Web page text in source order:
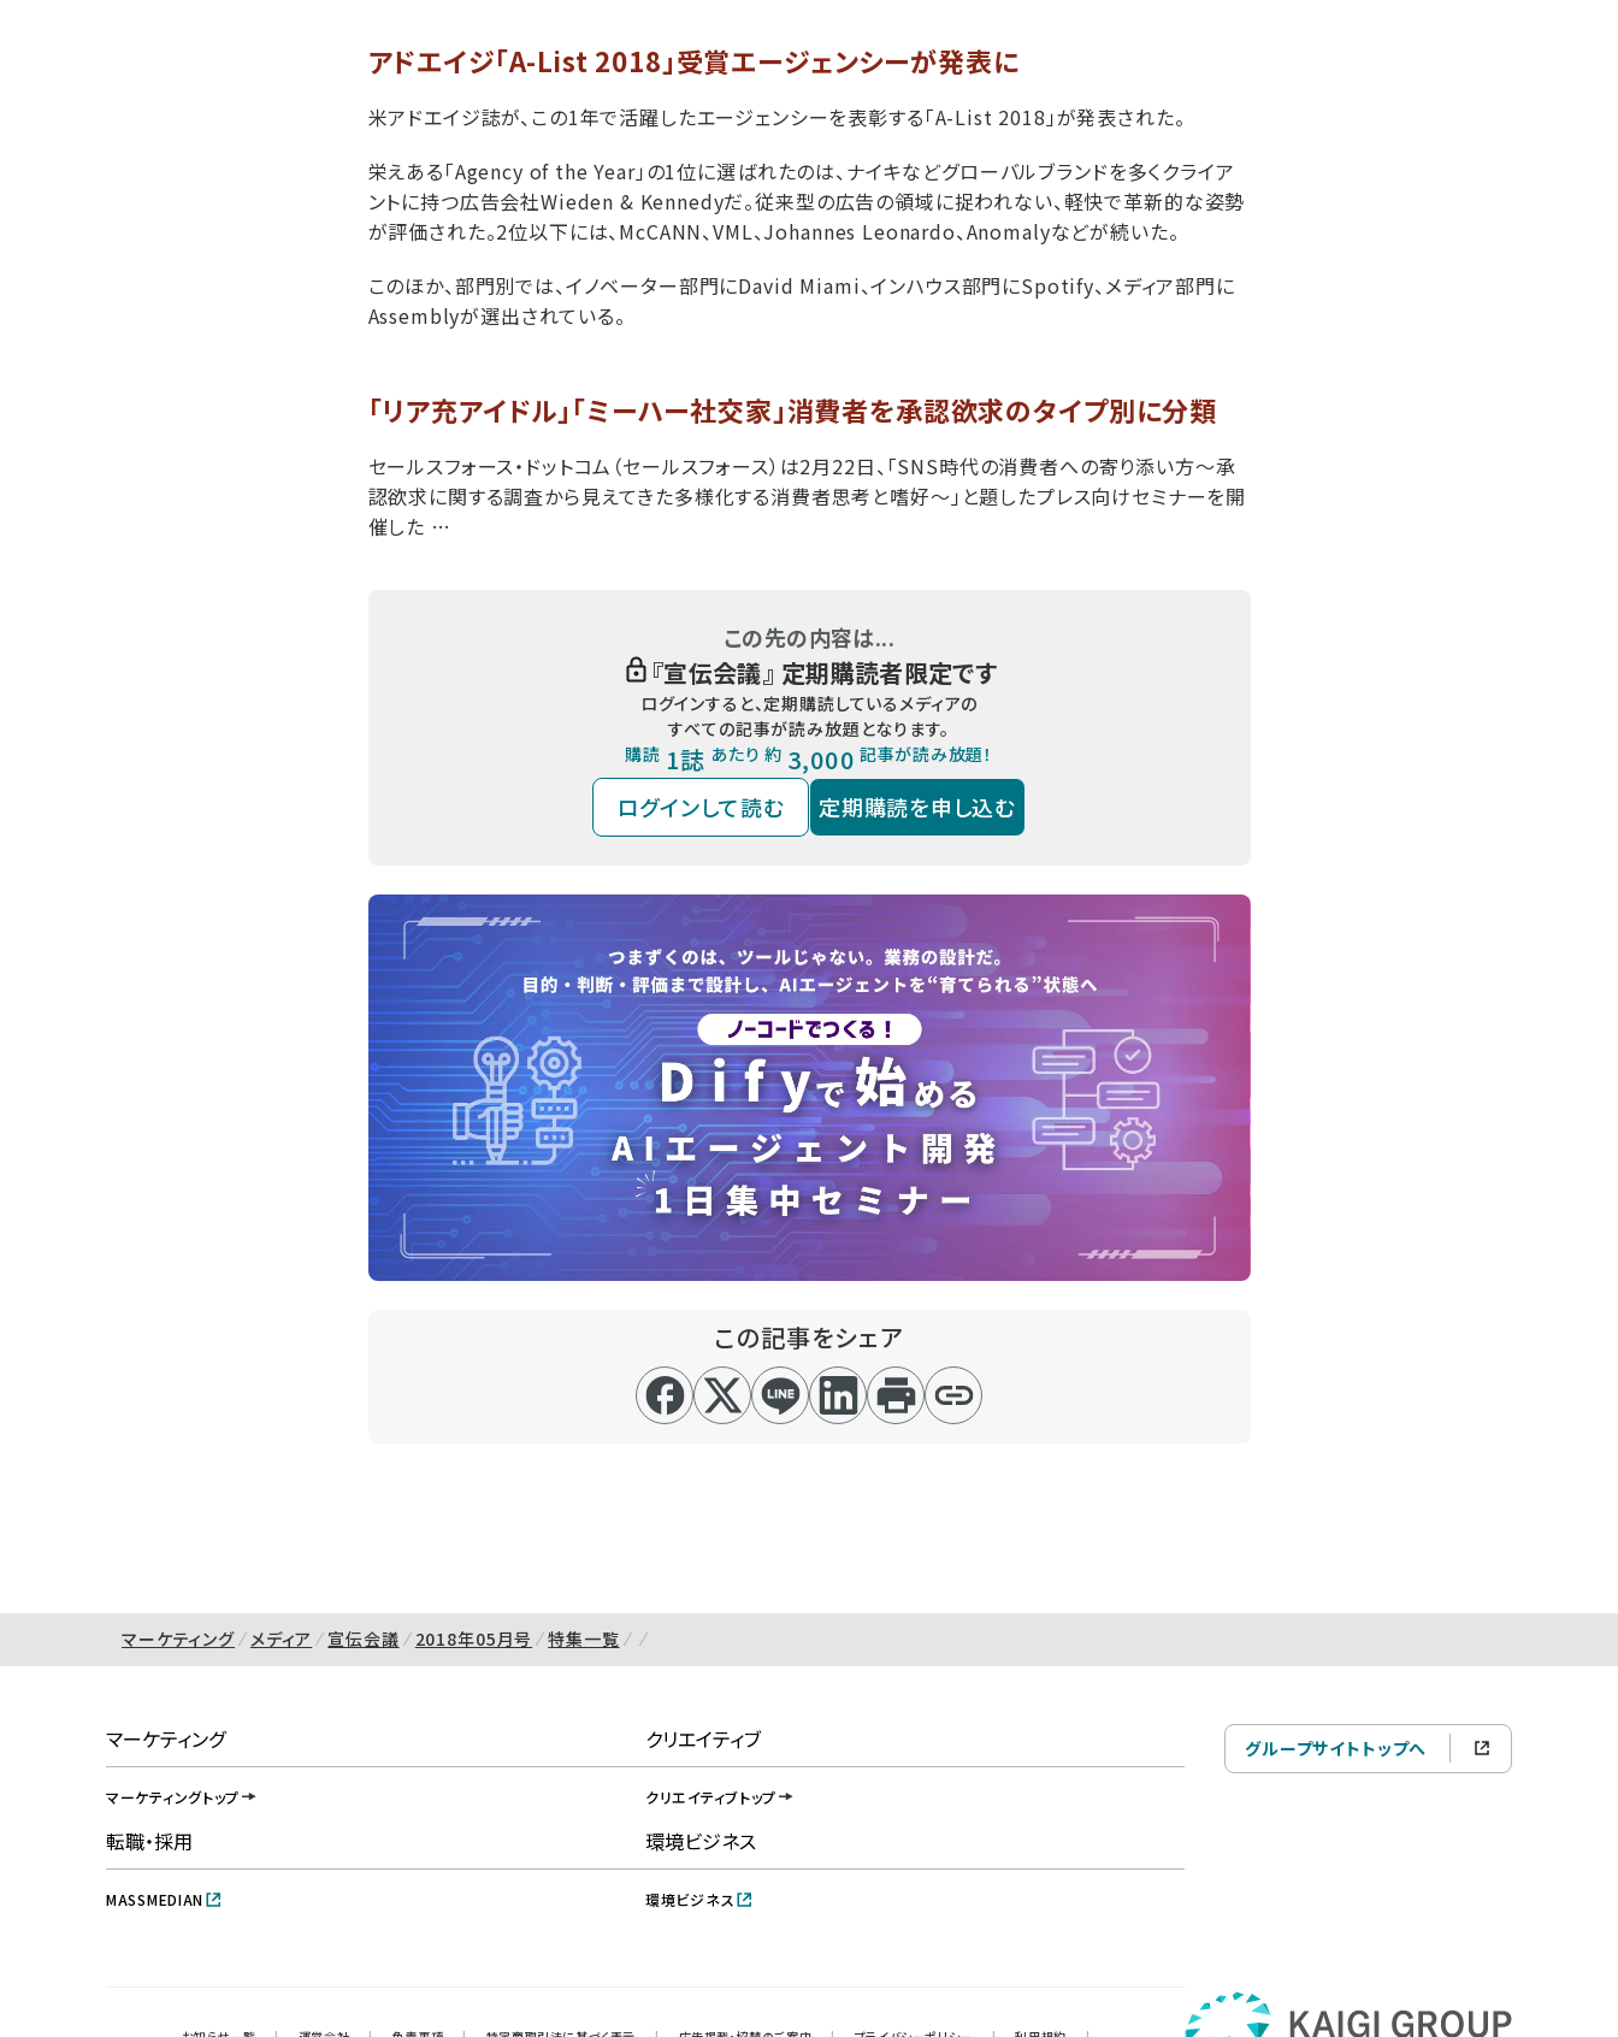
アドエイジ「A-List 2018」受賞エージェンシーが発表に
米アドエイジ誌が、この1年で活躍したエージェンシーを表彰する「A-List 2018」が発表された。
栄えある「Agency of the Year」の1位に選ばれたのは、ナイキなどグローバルブランドを多くクライア
ントに持つ広告会社Wieden & Kennedyだ。従来型の広告の領域に捉われない、軽快で革新的な姿勢
が評価された。2位以下には、McCANN、VML、Johannes Leonardo、Anomalyなどが続いた。
このほか、部門別では、イノベーター部門にDavid Miami、インハウス部門にSpotify、メディア部門に
Assemblyが選出されている。
「リア充アイドル」「ミーハー社交家」消費者を承認欲求のタイプ別に分類
セールスフォース・ドットコム（セールスフォース）は2月22日、「SNS時代の消費者への寄り添い方～承
認欲求に関する調査から見えてきた多様化する消費者思考と嗜好～」と題したプレス向けセミナーを開
催した …
この先の内容は...
『宣伝会議』 定期購読者限定です
ログインすると、定期購読しているメディアの
すべての記事が読み放題となります。
購読 1誌 あたり 約 3,000 記事が読み放題！
ログインして読む 定期購読を申し込む
この記事をシェア
マーケティング メディア 宣伝会議 2018年05月号 特集一覧
マーケティング
マーケティングトップ
クリエイティブ
クリエイティブトップ
転職・採用
MASSMEDIAN
環境ビジネス
環境ビジネス
グループサイトトップへ